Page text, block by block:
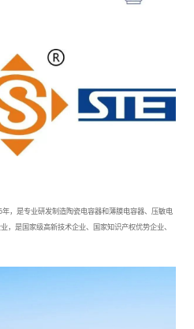
，是专业研发制造陶瓷电容器和薄膜电容器、压敏电
，是国家级高新技术企业、国家知识产权优势企业、